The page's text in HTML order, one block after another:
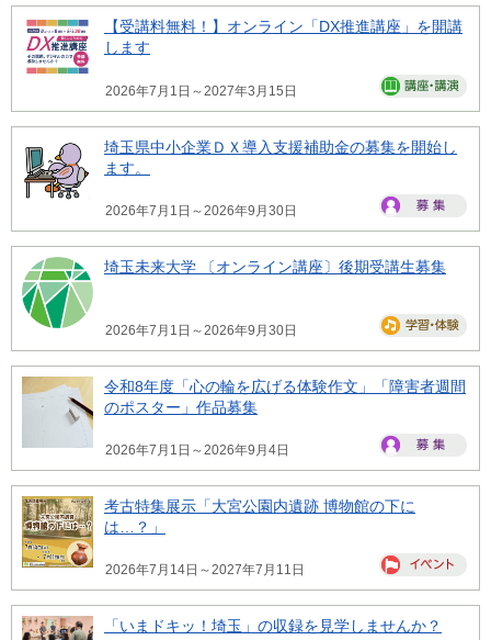
【受講料無料！】オンライン「DX推進講座」を開講
します
2026年7月1日～2027年3月15日
埼玉県中小企業ＤＸ導入支援補助金の募集を開始し
ます。
2026年7月1日～2026年9月30日
埼玉未来大学 〔オンライン講座〕後期受講生募集
2026年7月1日～2026年9月30日
令和8年度「心の輪を広げる体験作文」「障害者週間
のポスター」作品募集
2026年7月1日～2026年9月4日
考古特集展示「大宮公園内遺跡 博物館の下に
は…？」
2026年7月14日～2027年7月11日
「いまドキッ！埼玉」の収録を見学しませんか？